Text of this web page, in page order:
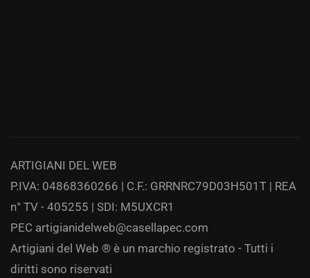
ARTIGIANI DEL WEB
P.IVA: 04868360266 | C.F.: GRRNRC79D03H501T | REA
n° TV - 405255 | SDI: M5UXCR1
PEC artigianidelweb@casellapec.com
Artigiani del Web ® è un marchio registrato - Tutti i
diritti sono riservati